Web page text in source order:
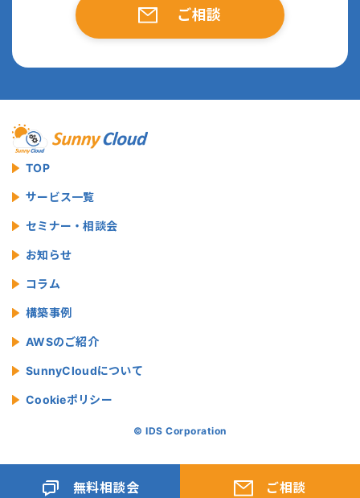
ご相談
TOP
サービス一覧
セミナー・相談会
お知らせ
コラム
構築事例
AWSのご紹介
SunnyCloudについて
Cookieポリシー
© IDS Corporation
無料相談会 ご相談